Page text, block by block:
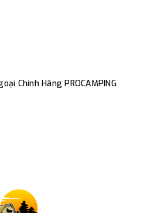
Chính Hãng PROCAMPING